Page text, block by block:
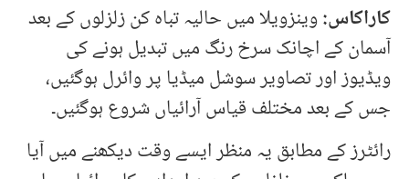
کاراکاس:وینزویلا میں حالیہ تباہ کن زلزلوں کے بعد
آسمان کے اچانک سرخ رنگ میں تبدیل ہونے کی
ویڈیوز اور تصاویر سوشل میڈیا پر وائرل ہوگئیں،
جس کے بعد مختلف قیاس آرائیاں شروع ہوگئیں۔
رائٹرز کے مطابق یہ منظر ایسے وقت دیکھنے میں آیا